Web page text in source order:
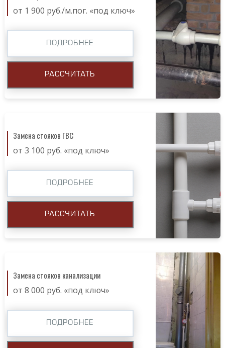
от 1 900 руб./м.пог. «под ключ»
ПОДРОБНЕЕ
РАССЧИТАТЬ
Замена стояков ГВС
от 3 100 руб. «под ключ»
ПОДРОБНЕЕ
РАССЧИТАТЬ
Замена стояков канализации
от 8 000 руб. «под ключ»
ПОДРОБНЕЕ